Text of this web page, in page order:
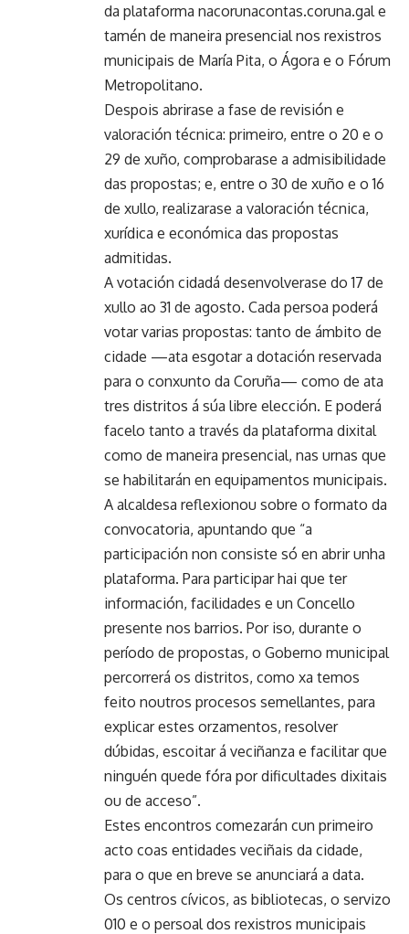
da plataforma nacorunacontas.coruna.gal e
tamén de maneira presencial nos rexistros
municipais de María Pita, o Ágora e o Fórum
Metropolitano.
Despois abrirase a fase de revisión e
valoración técnica: primeiro, entre o 20 e o
29 de xuño, comprobarase a admisibilidade
das propostas; e, entre o 30 de xuño e o 16
de xullo, realizarase a valoración técnica,
xurídica e económica das propostas
admitidas.
A votación cidadá desenvolverase do 17 de
xullo ao 31 de agosto. Cada persoa poderá
votar varias propostas: tanto de ámbito de
cidade —ata esgotar a dotación reservada
para o conxunto da Coruña— como de ata
tres distritos á súa libre elección. E poderá
facelo tanto a través da plataforma dixital
como de maneira presencial, nas urnas que
se habilitarán en equipamentos municipais.
A alcaldesa reflexionou sobre o formato da
convocatoria, apuntando que “a
participación non consiste só en abrir unha
plataforma. Para participar hai que ter
información, facilidades e un Concello
presente nos barrios. Por iso, durante o
período de propostas, o Goberno municipal
percorrerá os distritos, como xa temos
feito noutros procesos semellantes, para
explicar estes orzamentos, resolver
dúbidas, escoitar á veciñanza e facilitar que
ninguén quede fóra por dificultades dixitais
ou de acceso”.
Estes encontros comezarán cun primeiro
acto coas entidades veciñais da cidade,
para o que en breve se anunciará a data.
Os centros cívicos, as bibliotecas, o servizo
010 e o persoal dos rexistros municipais